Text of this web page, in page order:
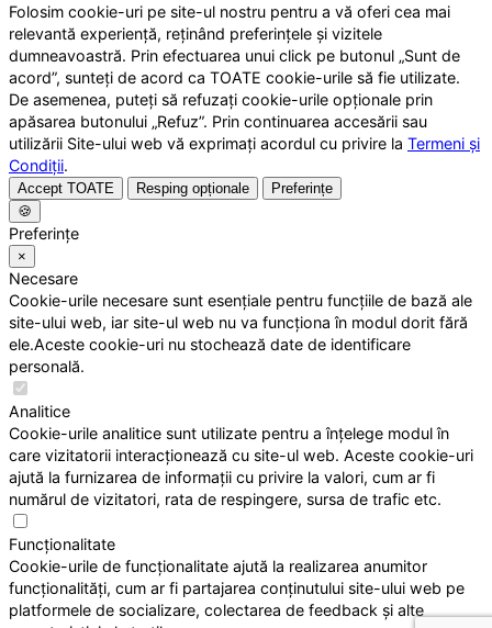
Folosim cookie-uri pe site-ul nostru pentru a vă oferi cea mai
relevantă experiență, reținând preferințele și vizitele
dumneavoastră. Prin efectuarea unui click pe butonul „Sunt de
acord”, sunteți de acord ca TOATE cookie-urile să fie utilizate.
De asemenea, puteți să refuzați cookie-urile opționale prin
apăsarea butonului „Refuz”. Prin continuarea accesării sau
utilizării Site-ului web vă exprimați acordul cu privire la Termeni și
Condiții.
Accept TOATE Resping opționale
Preferințe
🍪
Preferințe
×
Necesare
Cookie-urile necesare sunt esențiale pentru funcțiile de bază ale
site-ului web, iar site-ul web nu va funcționa în modul dorit fără
ele.Aceste cookie-uri nu stochează date de identificare
personală.
Analitice
Cookie-urile analitice sunt utilizate pentru a înțelege modul în
care vizitatorii interacționează cu site-ul web. Aceste cookie-uri
ajută la furnizarea de informații cu privire la valori, cum ar fi
numărul de vizitatori, rata de respingere, sursa de trafic etc.
Funcționalitate
Cookie-urile de funcționalitate ajută la realizarea anumitor
funcționalități, cum ar fi partajarea conținutului site-ului web pe
platformele de socializare, colectarea de feedback și alte